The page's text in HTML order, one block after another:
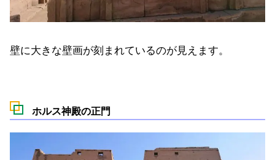
壁に大きな壁画が刻まれているのが見えます。
ホルス神殿の正門